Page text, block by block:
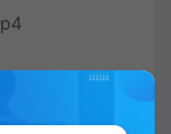
和改编.mp4